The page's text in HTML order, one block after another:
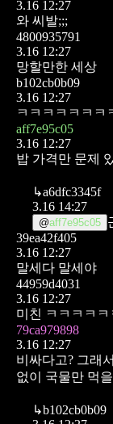
3.16 12:27
와 씨발;;;
4800935791
3.16 12:27
망할만한 세상
b102cb0b09
3.16 12:27
ㅋㅋㅋㅋㅋㅋㅋ
aff7e95c05
3.16 12:27
밥 가격만 문제
↳a6dfc3345f
3.16 14:27
@aff7e95c05
39ea42f405
3.16 12:27
말세다 말세야
44959d4031
3.16 12:27
미친 ㅋㅋㅋㅋ
79ca979898
3.16 12:27
비싸다고? 그래
없이 국물만 먹
↳b102cb0b09